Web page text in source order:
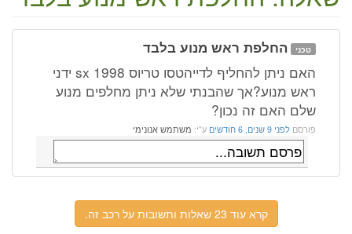
טכני החלפת ראש מנוע בלבד
האם ניתן להחליף לדייהטסו טריוס 1998 sx ידני
ראש מנוע?אך שהבנתי שלא ניתן מחלפים מנוע
שלם האם זה נכון?
פורסם לפני 9 שנים, 6 חודשים ע"י: משתמש אנונימי
קרא עוד 23 שאלות ותשובות על רכב זה.